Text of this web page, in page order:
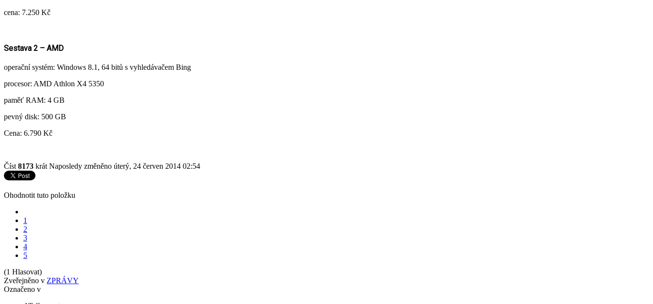
cena: 7.250 Kč
Sestava 2 – AMD
operační systém: Windows 8.1, 64 bitů s vyhledávačem Bing
procesor: AMD Athlon X4 5350
paměť RAM: 4 GB
pevný disk: 500 GB
Cena: 6.790 Kč
Číst8173 krátNaposledy změněno úterý, 24 červen 2014 02:54
Ohodnotit tuto položku
1
2
3
4
5
(1 Hlasovat)
Zveřejněno v ZPRÁVY
Označeno v